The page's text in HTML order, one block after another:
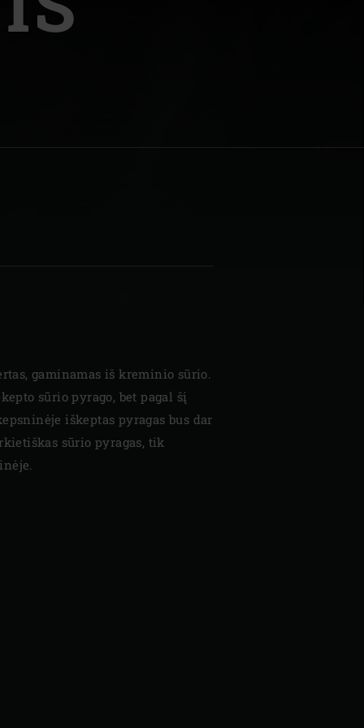
Schweiz (Français)
gaminamas iš kreminio sūrio.
sūrio pyrago, bet pagal šį
iškeptas pyragas bus dar
sūrio pyragas, tik